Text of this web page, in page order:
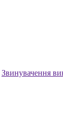
Звинувачення